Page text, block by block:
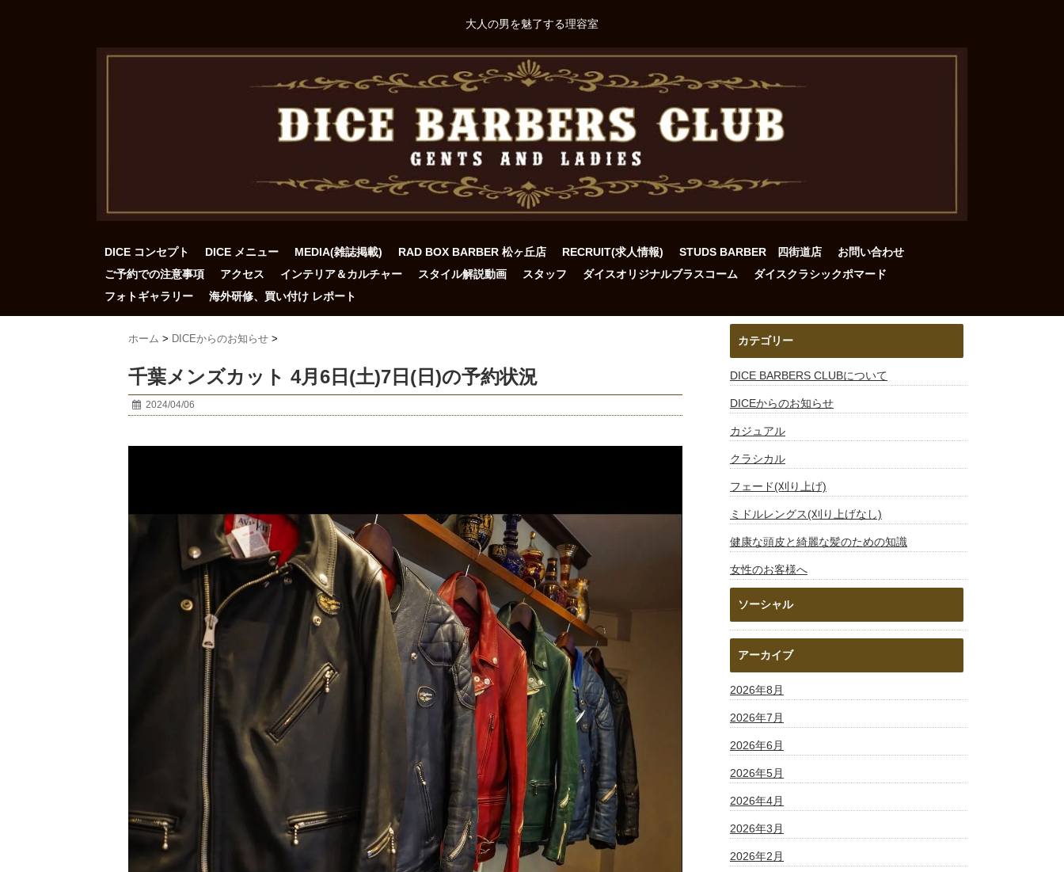
大人の男を魅了する理容室
DICE コンセプト DICE メニュー MEDIA(雑誌掲載) RAD BOX BARBER 松ヶ丘店 RECRUIT(求人情報) STUDS BARBER 四街道店
お問い合わせ
ご予約での注意事項
アクセス インテリア＆カルチャー スタイル解説動画 スタッフ ダイスオリジナルブラスコーム
ダイスクラシックポマード
フォトギャラリー
海外研修、買い付け レポート
ホーム > DICEからのお知らせ >
千葉メンズカット 4月6日(土)7日(日)の予約状況
2024/04/06
カテゴリー
DICE BARBERS CLUBについて
DICEからのお知らせ
カジュアル
クラシカル
フェード(刈り上げ)
ミドルレングス(刈り上げなし)
健康な頭皮と綺麗な髪のための知識
女性のお客様へ
ソーシャル
アーカイブ
2026年8月
2026年7月
2026年6月
2026年5月
2026年4月
2026年3月
2026年2月